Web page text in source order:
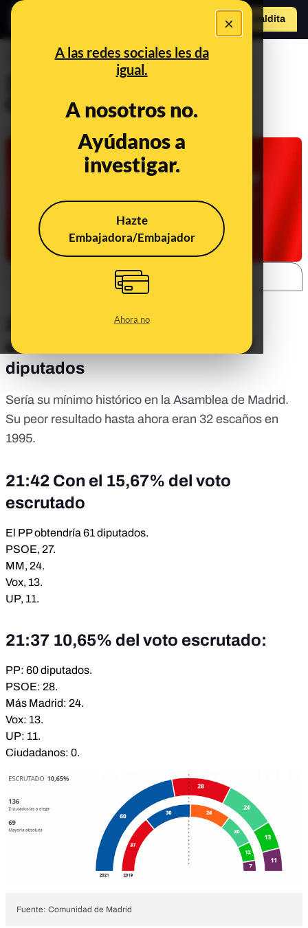
×
A las redes sociales les da
igual.
A nosotros no.
Ayúdanos a
investigar.
Hazte
Embajadora/Embajador
Ahora no
Hazte Maldito
CONTROL DEL PODER
[DIRECTO]: Elecciones
Comunidad de Madrid 4-M
May 4, 2021, 2:32:43 PM
21:49 Con el 18,7% del voto
escrutado el PSOE obtendría 27
diputados
Sería su mínimo histórico en la Asamblea de Madrid.
Su peor resultado hasta ahora eran 32 escaños en
1995.
21:42 Con el 15,67% del voto
escrutado
El PP obtendría 61 diputados.
PSOE, 27.
MM, 24.
Vox, 13.
UP, 11.
21:37 10,65% del voto escrutado:
PP: 60 diputados.
PSOE: 28.
Más Madrid: 24.
Vox: 13.
UP: 11.
Ciudadanos: 0.
Fuente: Comunidad de Madrid